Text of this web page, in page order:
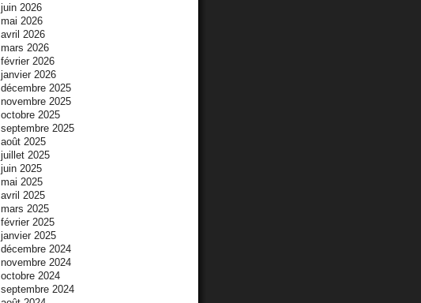
juin 2026
mai 2026
avril 2026
mars 2026
février 2026
janvier 2026
décembre 2025
novembre 2025
octobre 2025
septembre 2025
août 2025
juillet 2025
juin 2025
mai 2025
avril 2025
mars 2025
février 2025
janvier 2025
décembre 2024
novembre 2024
octobre 2024
septembre 2024